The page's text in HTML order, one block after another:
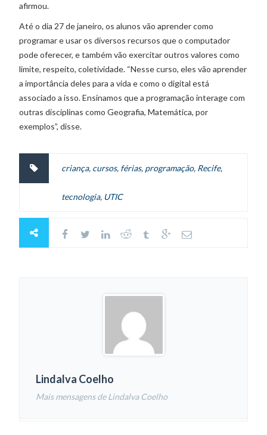
afirmou.
Até o dia 27 de janeiro, os alunos vão aprender como
programar e usar os diversos recursos que o computador
pode oferecer, e também vão exercitar outros valores como
limite, respeito, coletividade. “Nesse curso, eles vão aprender
a importância deles para a vida e como o digital está
associado a isso. Ensinamos que a programação interage com
outras disciplinas como Geografia, Matemática, por
exemplos”, disse.
criança, cursos, férias, programação, Recife,
tecnologia, UTIC
Lindalva Coelho
Mais mensagens de Lindalva Coelho